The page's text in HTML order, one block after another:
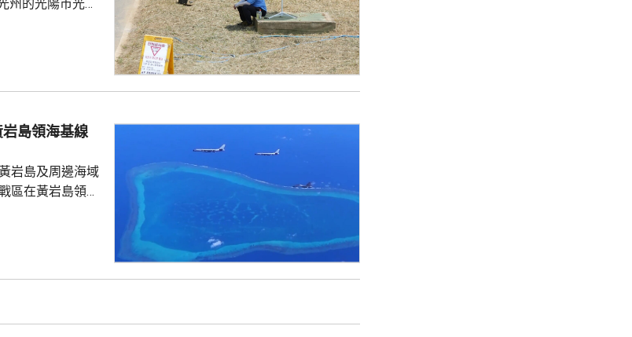
州的光陽市光陽
慶尚南道密陽市
錄以來同期第
度或以上的「熱
岩島領海基線
岩島及周邊海域
區在黃岩島領
，違反國際法與